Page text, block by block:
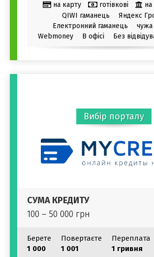
на карту готівкові
на
QIWI гаманець
Яндекс
Електронний гаманець
чужа
Webmoney
В офісі Без
Вибір порталу
СУМА КРЕДИТУ
100 – 50 000 грн
Берете
1 000
Повертаєте
1 001
Переплата
1 гривня